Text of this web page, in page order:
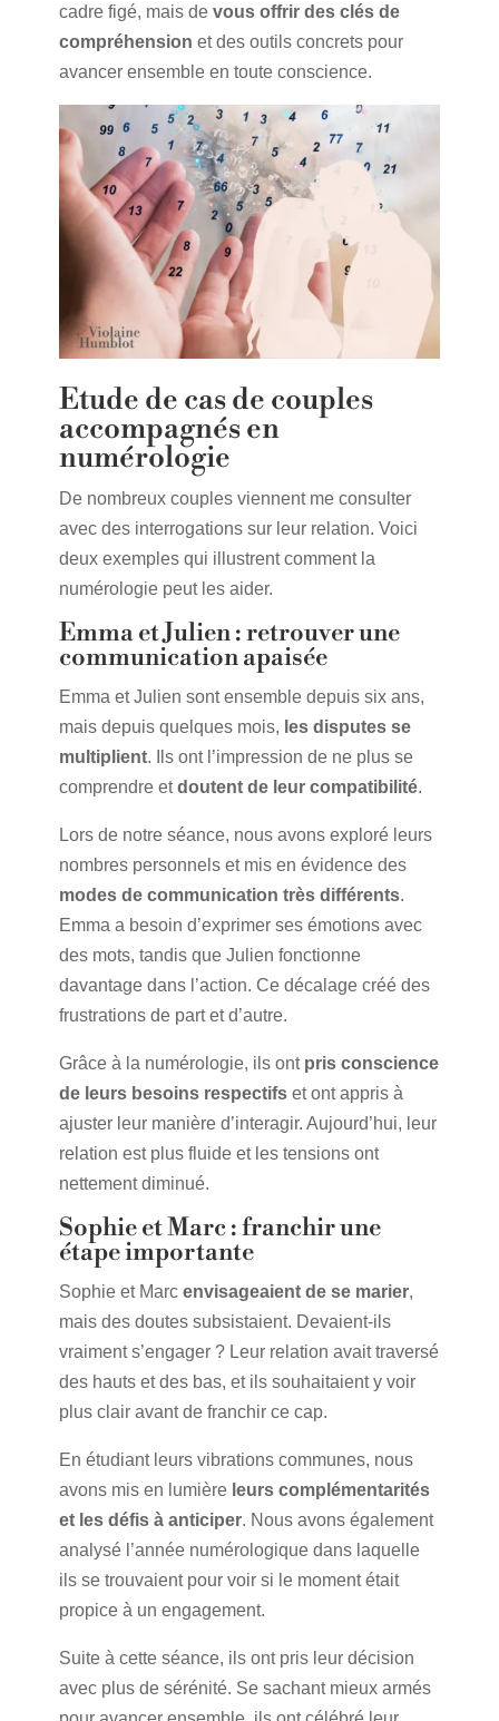
cadre figé, mais de vous offrir des clés de
compréhension et des outils concrets pour
avancer ensemble en toute conscience.
Etude de cas de couples
accompagnés en
numérologie
De nombreux couples viennent me consulter
avec des interrogations sur leur relation. Voici
deux exemples qui illustrent comment la
numérologie peut les aider.
Emma et Julien : retrouver une
communication apaisée
Emma et Julien sont ensemble depuis six ans,
mais depuis quelques mois, les disputes se
multiplient. Ils ont l’impression de ne plus se
comprendre etdoutent de leur compatibilité.
Lors de notre séance, nous avons exploré leurs
nombres personnels et mis en évidence des
modes de communication très différents.
Emma a besoin d’exprimer ses émotions avec
des mots, tandis que Julien fonctionne
davantage dans l’action. Ce décalage créé des
frustrations de part et d’autre.
Grâce à la numérologie, ils ont pris conscience
de leurs besoins respectifset ont appris à
ajuster leur manière d’interagir. Aujourd’hui, leur
relation est plus fluide et les tensions ont
nettement diminué.
Sophie et Marc : franchir une
étape importante
Sophie et Marc envisageaient de se marier,
mais des doutes subsistaient. Devaient-ils
vraiment s’engager ? Leur relation avait traversé
des hauts et des bas, et ils souhaitaient y voir
plus clair avant de franchir ce cap.
En étudiant leurs vibrations communes, nous
avons mis en lumière leurs complémentarités
et les défis à anticiper. Nous avons également
analysé l’année numérologique dans laquelle
ils se trouvaient pour voir si le moment était
propice à un engagement.
Suite à cette séance, ils ont pris leur décision
avec plus de sérénité. Se sachant mieux armés